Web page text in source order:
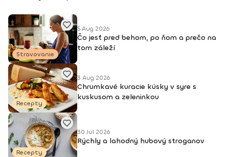
Stravovanie
5 Aug 2026
Čo jesť pred behom, po ňom a prečo na
tom záleží
Recepty
3 Aug 2026
Chrumkavé kuracie kúsky v syre s
kuskusom a zeleninkou
Recepty
30 Júl 2026
Rýchly a lahodný hubový stroganov